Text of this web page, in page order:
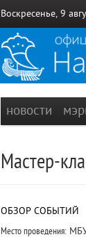
Воскресенье, 9
новости
Мастер-
ОБЗОР СОБЫТИЙ
Место проведения: